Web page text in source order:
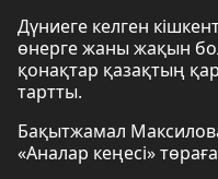
Дүниеге келген
өнерге жаны жақын
қонақтар қазақтың
тартты.
Бақытжамал
«Аналар кеңесі»